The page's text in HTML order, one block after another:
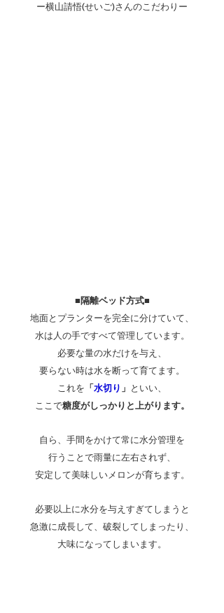
ー横山請悟(せいご)さんのこだわりー
■隔離ベッド方式■
地面とプランターを完全に分けていて、
水は人の手ですべて管理しています。
必要な量の水だけを与え、
要らない時は水を断って育てます。
これを 「水切り 」 といい、
ここで糖度がしっかりと上がります。
自ら、手間をかけて常に水分管理を
行うことで雨量に左右されず、
安定して美味しいメロンが育ちます。
必要以上に水分を与えすぎてしまうと
急激に成長して、破裂してしまったり、
大味になってしまいます。